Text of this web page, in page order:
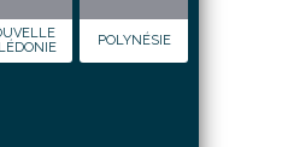
POLYNÉSIE